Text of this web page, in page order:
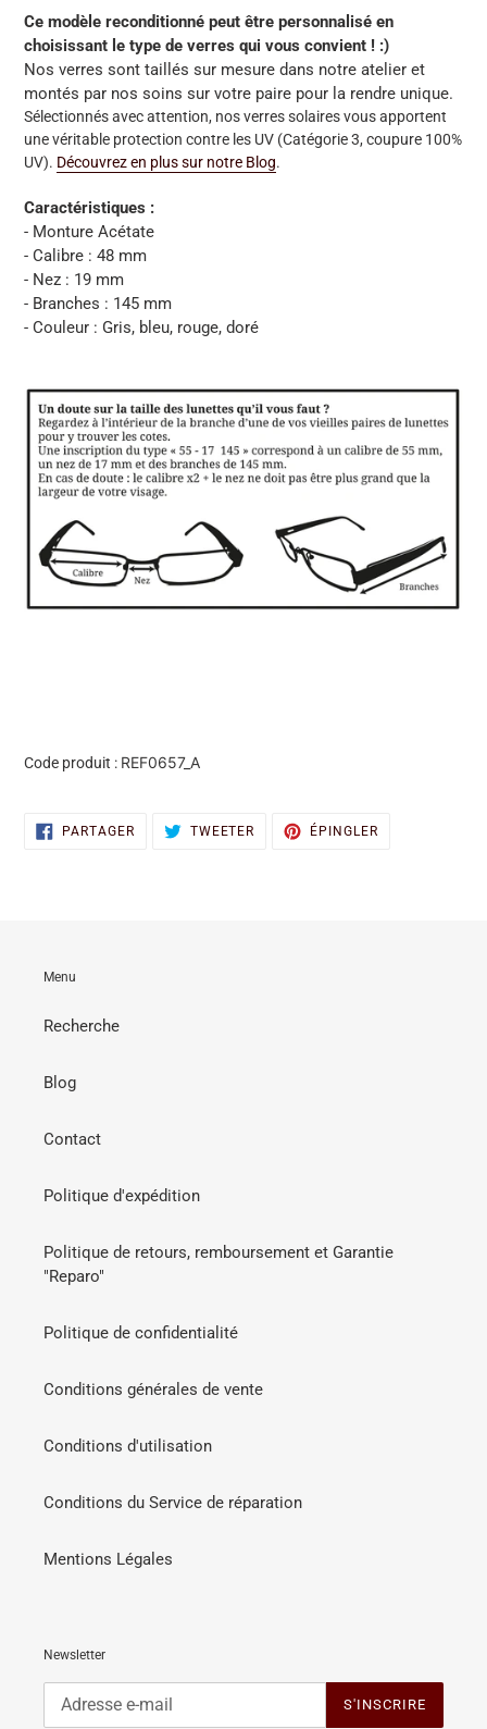
Ce modèle reconditionné peut être personnalisé en
choisissant le type de verres qui vous convient ! :)
Nos verres sont taillés sur mesure dans notre atelier et
montés par nos soins sur votre paire pour la rendre unique.
Sélectionnés avec attention, nos verres solaires vous apportent
une véritable protection contre les UV (Catégorie 3, coupure 100%
UV). Découvrez en plus sur notre Blog.
Caractéristiques :
- Monture Acétate
- Calibre : 48 mm
- Nez : 19 mm
- Branches : 145 mm
- Couleur : Gris, bleu, rouge, doré
Code produit : REF0657_A
PARTAGERPARTAGER
SUR
TWEETER TWEETERÉPINGLER
Menu
Recherche
Blog
Contact
Politique d'expédition
Politique de retours, remboursement et Garantie
"Reparo"
Politique de confidentialité
Conditions générales de vente
Conditions d'utilisation
Conditions du Service de réparation
Mentions Légales
Newsletter
S'INSCRIRE